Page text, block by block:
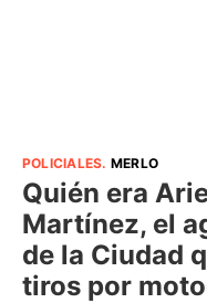
POLICIALES. MERLO
Quién era
Martínez, el
de la Ciudad
tiros por